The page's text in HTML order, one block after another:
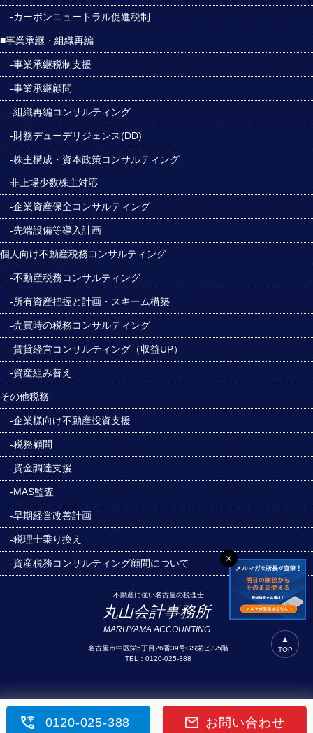
0120-025-388 お問い合わせ
-カーボンニュートラル促進税制
■事業承継・組織再編
-事業承継税制支援
-事業承継顧問
-組織再編コンサルティング
-財務デューデリジェンス(DD)
-株主構成・資本政策コンサルティング
非上場少数株主対応
-企業資産保全コンサルティング
-先端設備等導入計画
個人向け不動産税務コンサルティング
-不動産税務コンサルティング
-所有資産把握と計画・スキーム構築
-売買時の税務コンサルティング
-賃貸経営コンサルティング（収益UP）
-資産組み替え
その他税務
-企業様向け不動産投資支援
-税務顧問
-資金調達支援
-MAS監査
-早期経営改善計画
-税理士乗り換え
-資産税務コンサルティング顧問について
不動産に強い名古屋の税理士
丸山会計事務所
MARUYAMA ACCOUNTING
名古屋市中区栄5丁目26番39号GS栄ビル5階
TEL：0120-025-388
▲
TOP
×